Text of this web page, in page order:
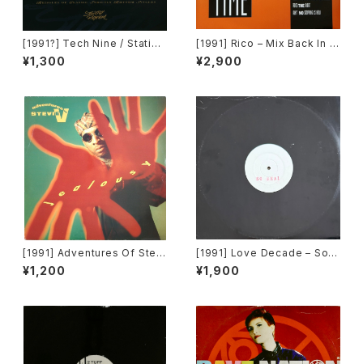
[1991?] Tech Nine / Static –
Slam Jam / Dream It [Strict
ly Rhythm]
¥1,300
[1991] Rico – Mix Back In T
ime / What! [SMP]
¥2,900
[1991] Adventures Of Stevi
e V. – Jealousy [Mercury]
¥1,200
[1991] Love Decade – So R
eal [Not On Label][PROM
O]
¥1,900